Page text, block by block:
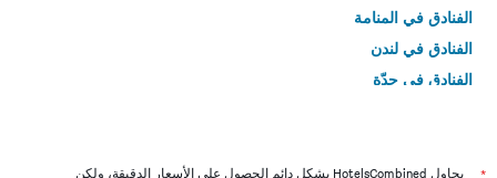
الفنادق في المنامة
الفنادق في لندن
الفنادق في جدّة
يحاول HotelsCombined بشكل دائم الحصول على الأسعار الدقيقة، ولكن